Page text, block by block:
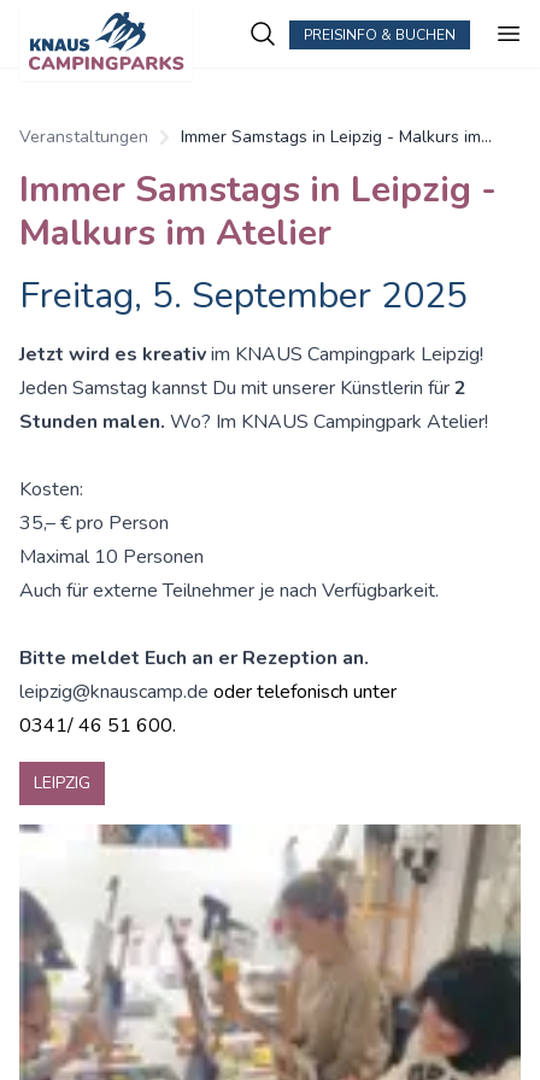
PREISINFO & BUCHEN
Veranstaltungen
Immer Samstags in Leipzig - Malkurs im
Immer Samstags in Leipzig -
Malkurs im Atelier
Freitag, 5. September 2025
Jetzt wird es kreativim KNAUS Campingpark Leipzig!
Jeden Samstag kannst Du mit unserer Künstlerin für2
Stunden malen. Wo? Im KNAUS Campingpark Atelier!
Kosten:
35,– € pro Person
Maximal 10 Personen
Auch für externe Teilnehmer je nach Verfügbarkeit.
Bitte meldet Euch an er Rezeption an.
leipzig@knauscamp.de oder telefonisch unter
0341/ 46 51 600.
LEIPZIG